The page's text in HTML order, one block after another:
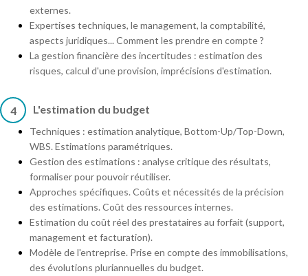
externes.
Expertises techniques, le management, la comptabilité,
aspects juridiques... Comment les prendre en compte ?
La gestion financière des incertitudes : estimation des
risques, calcul d'une provision, imprécisions d'estimation.
4 L'estimation du budget
Techniques : estimation analytique, Bottom-Up/Top-Down,
WBS. Estimations paramétriques.
Gestion des estimations : analyse critique des résultats,
formaliser pour pouvoir réutiliser.
Approches spécifiques. Coûts et nécessités de la précision
des estimations. Coût des ressources internes.
Estimation du coût réel des prestataires au forfait (support,
management et facturation).
Modèle de l'entreprise. Prise en compte des immobilisations,
des évolutions pluriannuelles du budget.